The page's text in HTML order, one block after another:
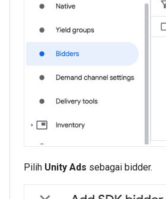
Pilih Unity Ads sebagai bidder.